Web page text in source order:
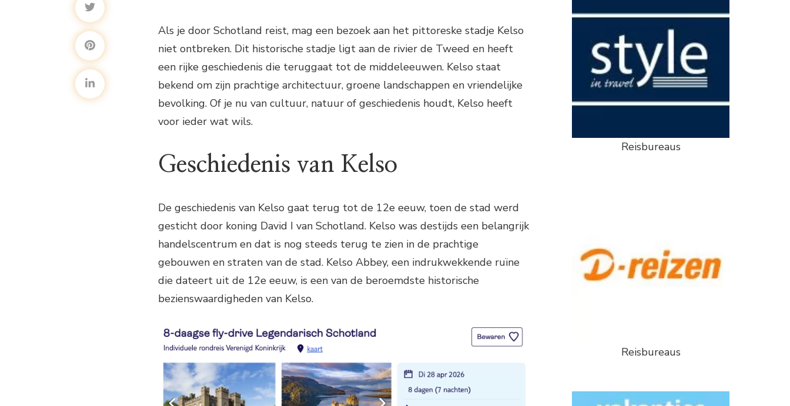
Als je door Schotland reist, mag een bezoek aan het pittoreske stadje Kelso
niet ontbreken. Dit historische stadje ligt aan de rivier de Tweed en heeft
een rijke geschiedenis die teruggaat tot de middeleeuwen. Kelso staat
bekend om zijn prachtige architectuur, groene landschappen en vriendelijke
bevolking. Of je nu van cultuur, natuur of geschiedenis houdt, Kelso heeft
voor ieder wat wils.
Geschiedenis van Kelso
De geschiedenis van Kelso gaat terug tot de 12e eeuw, toen de stad werd
gesticht door koning David I van Schotland. Kelso was destijds een belangrijk
handelscentrum en dat is nog steeds terug te zien in de prachtige
gebouwen en straten van de stad. Kelso Abbey, een indrukwekkende ruïne
die dateert uit de 12e eeuw, is een van de beroemdste historische
bezienswaardigheden van Kelso.
Reisbureaus
Reisbureaus